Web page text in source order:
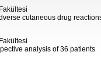
cutaneous drug
analysis of 36 patients